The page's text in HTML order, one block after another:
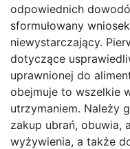
odpowiednich
sformułowany
niewystarczający.
dotyczące
uprawnionej do
obejmuje to wszelkie
utrzymaniem. Należy
zakup ubrań, obuwia,
wyżywienia, a także